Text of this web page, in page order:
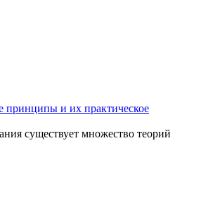
и их практическое
существует множество теорий